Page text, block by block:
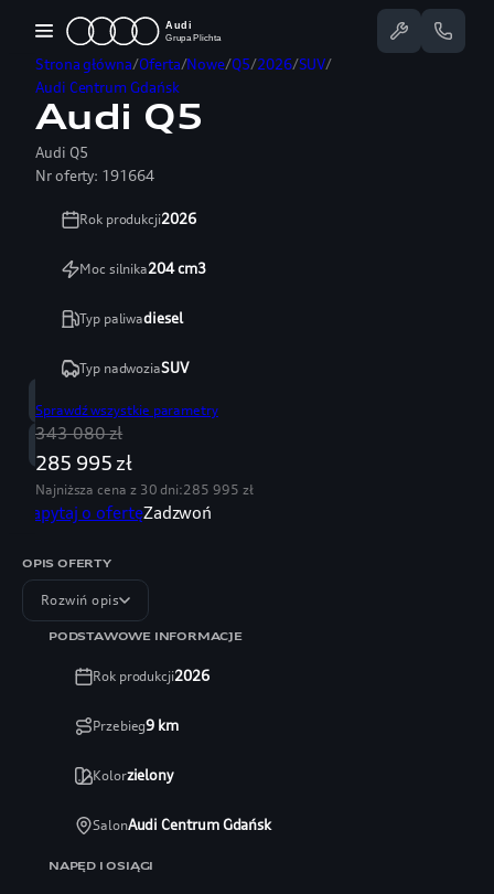
Przejdź
treści
Dostępne Audi
Oferty specjalne
Serwis
Nasze salony
58 350 25 55
Sprzedaż
58 350 22 00
Strona główna Oferta Nowe Q5 2026 SUV
Audi Centrum Gdańsk
Audi Q5
Audi Q5
Nr oferty: 191664
Rok produkcji2026
Moc silnika204cm3
Typ paliwadiesel
Typ nadwoziaSUV
Sprawdź wszystkie parametry
343 080 zł
285 995 zł
Najniższa cena z 30 dni:285 995 zł
Zapytaj o ofertęZadzwoń
OPIS OFERTY
Rozwiń opis
PODSTAWOWE INFORMACJE
Rok produkcji2026
Przebieg9 km
Kolorzielony
SalonAudi Centrum Gdańsk
NAPĘD I OSIĄGI